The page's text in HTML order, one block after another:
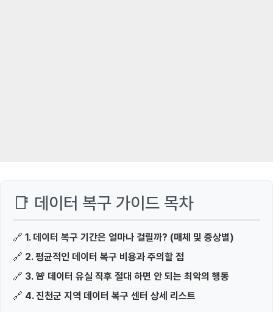
📑 데이터 복구 가이드 목차
🔗 1. 데이터 복구 기간은 얼마나 걸릴까? (매체 및 증상별)
🔗 2. 평균적인 데이터 복구 비용과 주의할 점
🔗 3. 🚨 데이터 유실 직후 절대 하면 안 되는 최악의 행동
🔗 4. 진천군 지역 데이터 복구 센터 상세 리스트